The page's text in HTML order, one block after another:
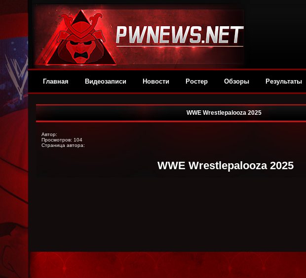
Главная Видеозаписи Новости Ростер Обзоры Результаты
WWE Wrestlepalooza 2025
Автор:
Просмотров: 104
Страница автора:
WWE Wrestlepalooza 2025